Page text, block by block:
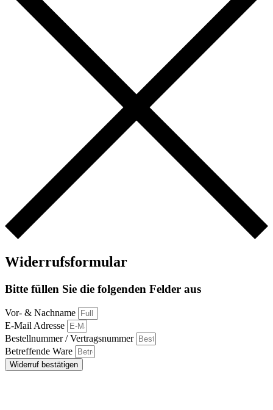
Widerrufsformular
Bitte füllen Sie die folgenden Felder aus
Vor- & Nachname
E-Mail Adresse
Bestellnummer / Vertragsnummer
Betreffende Ware
Widerruf bestätigen